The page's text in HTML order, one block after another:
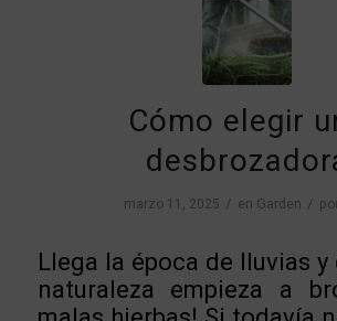
Cómo elegir
marzo 11, 2025 / en Garden /
Llega la época de lluvias y
naturaleza empieza a